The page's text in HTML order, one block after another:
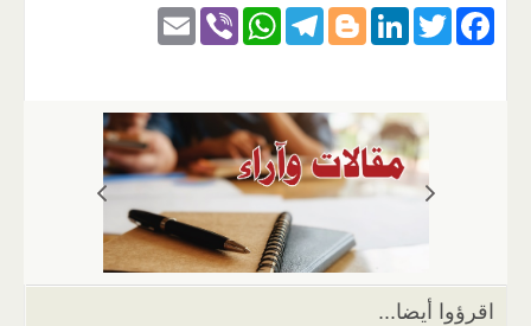
F
k
T
er
Li
e
dI
Bl
g
er
T
gr
a
m
W
s
A
p
p
Vi
اقرؤوا أيضا...